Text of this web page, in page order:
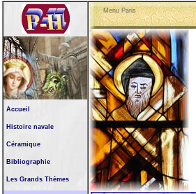
Accueil
Histoire navale
Céramique
Bibliographie
Les Grands Thèmes
Menu Paris